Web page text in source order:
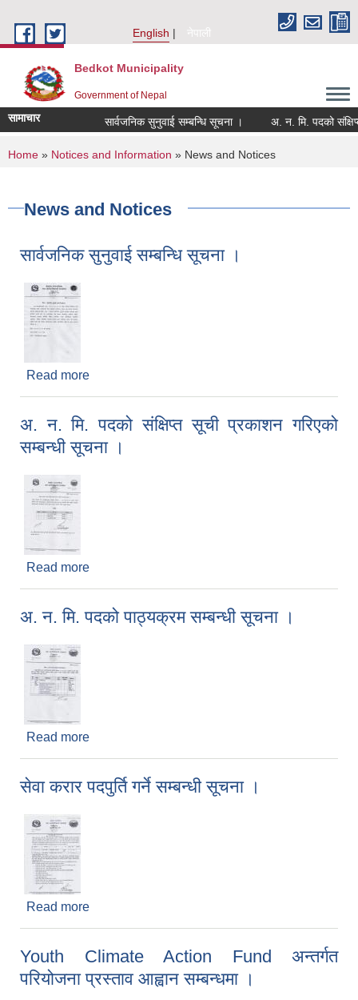
English
नेपाली
Bedkot Municipality
Government of Nepal
सामाचार सार्वजनिक सुनुवाई सम्बन्धि सूचना ।
You are here
Home » Notices and Information » News and Notices
News and Notices
सार्वजनिक सुनुवाई सम्बन्धि सूचना ।
Read more
अ. न. मि. पदको संक्षिप्त सूची प्रकाशन गरिएको
सम्बन्धी सूचना ।
Read more
अ. न. मि. पदको पाठ्यक्रम सम्बन्धी सूचना ।
Read more
सेवा करार पदपुर्ति गर्ने सम्बन्धी सूचना ।
Read more
Youth Climate Action Fund अन्तर्गत
परियोजना प्रस्ताव आह्वान सम्बन्धमा ।